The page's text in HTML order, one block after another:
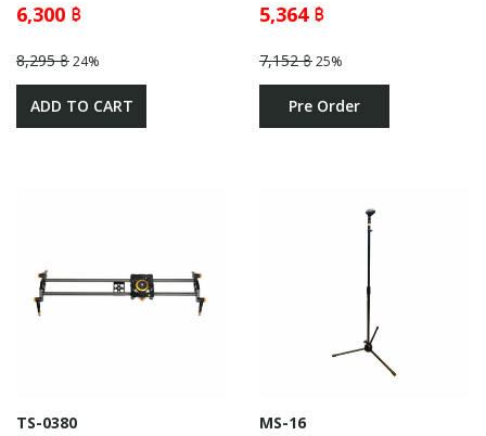
6,300 ฿
8,295 ฿24%
ADD TO CART
5,364 ฿
7,152 ฿25%
Pre Order
TS-0380
MS-16